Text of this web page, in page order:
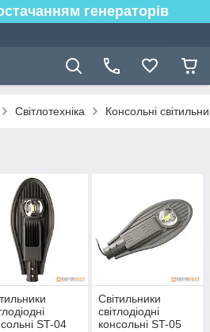
генераторів
Світлотехніка Консольні
ST-04
Світильники
світлодіодні
консольні ST-05